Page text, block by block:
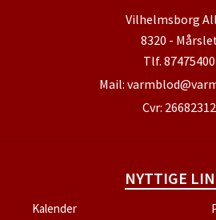
Vilhelmsborg
8320 -
Tlf. 87475400
Mail:
Cvr: 26682312
NYTTIGE
Kalender